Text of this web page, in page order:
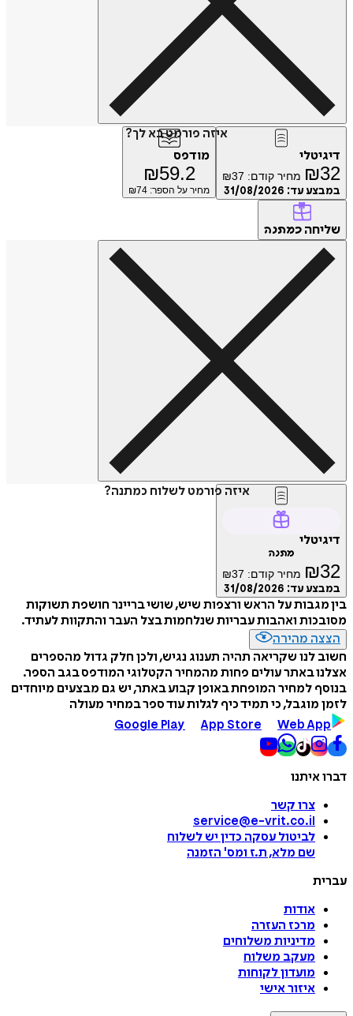
איזה פורמט בא לך?
דיגיטלי
₪32 מחיר קודם: ₪37
במבצע עד: 31/08/2026
מודפס
₪59.2
מחיר על הספר: ₪ 74
שליחה כמתנה
איזה פורמט לשלוח כמתנה?
דיגיטלי
מתנה
₪32 מחיר קודם: ₪37
במבצע עד: 31/08/2026
בין מגבות על הראש ורצפות שיש, שושי בריינר חושפת תשוקות
מסובכות ואהבות עבריות שנלחמות בצל העבר והתקוות לעתיד.
הצצה מהירה
חשוב לנו שקריאה תהיה תענוג נגיש, ולכן חלק גדול מהספרים
אצלנו באתר עולים פחות מהמחיר הקטלוגי המודפס בגב הספר.
בנוסף למחיר המופחת באופן קבוע באתר, יש גם מבצעים מיוחדים
לזמן מוגבל, כי תמיד כיף לגלות עוד ספר במחיר מעולה
Google Play
App Store Web App
דברו איתנו
צרו קשר
service@e-vrit.co.il
לביטול עסקה כדין יש לשלוח
שם מלא, ת.ז ומס' הזמנה
עברית
אודות
מרכז העזרה
מדיניות משלוחים
מעקב משלוח
מועדון לקוחות
איזור אישי